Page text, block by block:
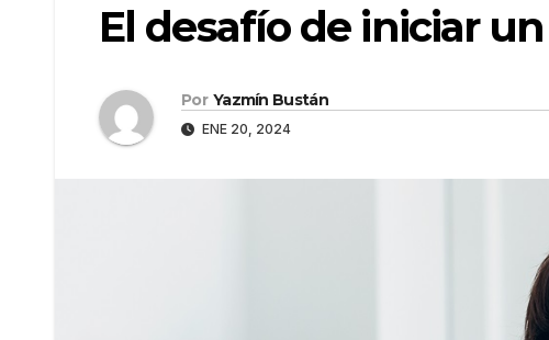
El desafío de iniciar
Por Yazmín Bustán
ENE 20, 2024